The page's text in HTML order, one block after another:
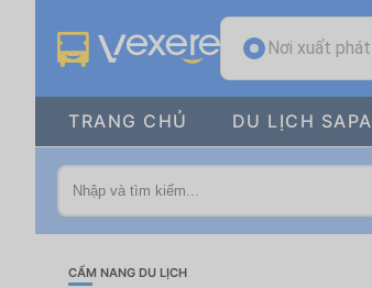
Nơi xuất phát
TRANG CHỦ DU LỊCH SAPA
CẨM NANG DU LỊCH